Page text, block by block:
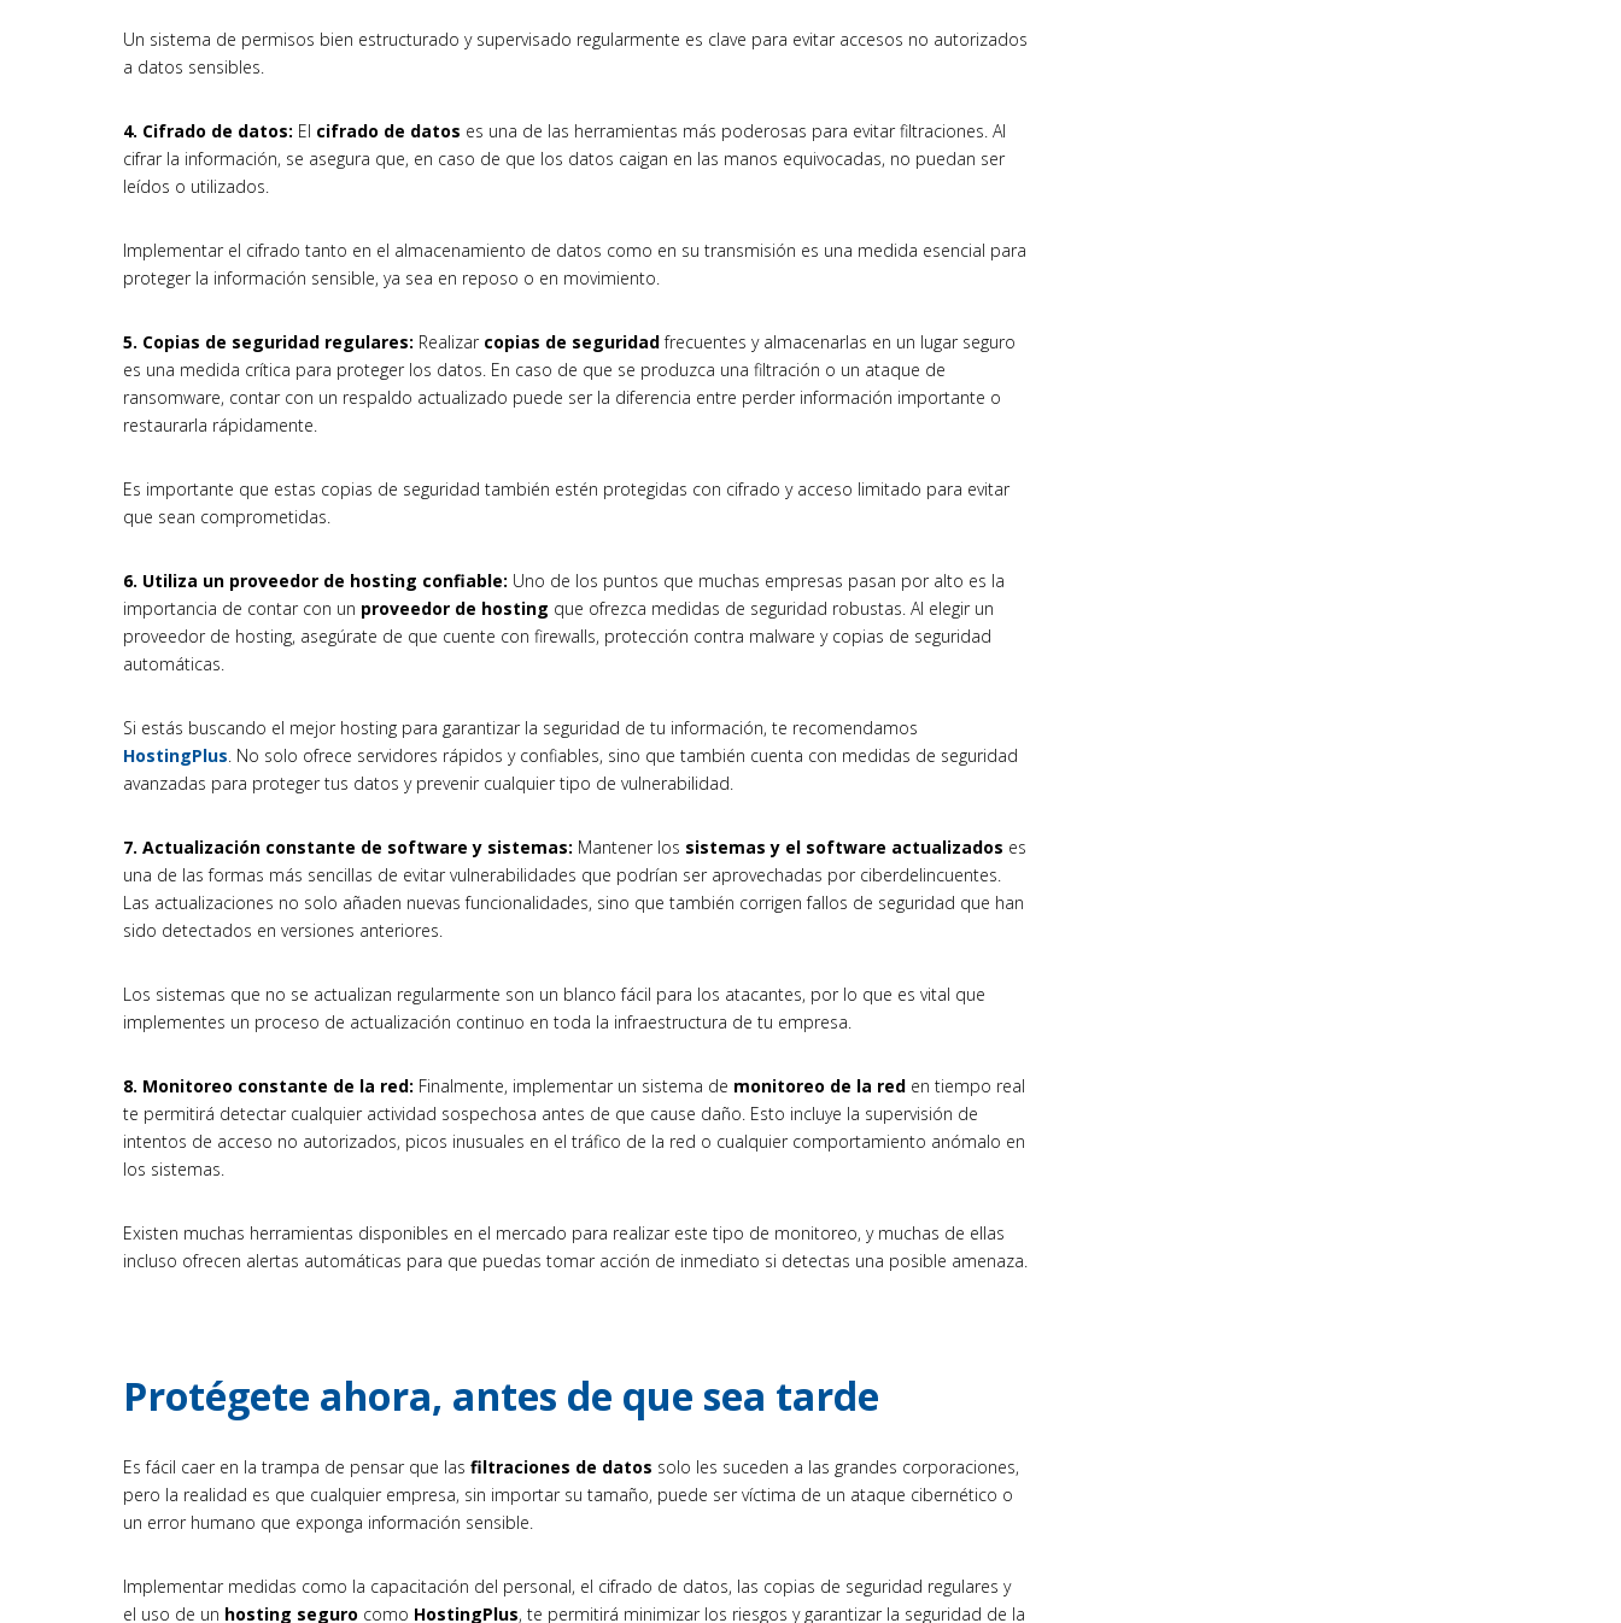
Un sistema de permisos bien estructurado y supervisado regularmente es clave para evitar accesos no autorizados
a datos sensibles.
4. Cifrado de datos: El cifrado de datos es una de las herramientas más poderosas para evitar filtraciones. Al
cifrar la información, se asegura que, en caso de que los datos caigan en las manos equivocadas, no puedan ser
leídos o utilizados.
Implementar el cifrado tanto en el almacenamiento de datos como en su transmisión es una medida esencial para
proteger la información sensible, ya sea en reposo o en movimiento.
5. Copias de seguridad regulares: Realizar copias de seguridadfrecuentes y almacenarlas en un lugar seguro
es una medida crítica para proteger los datos. En caso de que se produzca una filtración o un ataque de
ransomware, contar con un respaldo actualizado puede ser la diferencia entre perder información importante o
restaurarla rápidamente.
Es importante que estas copias de seguridad también estén protegidas con cifrado y acceso limitado para evitar
que sean comprometidas.
6. Utiliza un proveedor de hosting confiable: Uno de los puntos que muchas empresas pasan por alto es la
importancia de contar con un proveedor de hosting que ofrezca medidas de seguridad robustas. Al elegir un
proveedor de hosting, asegúrate de que cuente con firewalls, protección contra malware y copias de seguridad
automáticas.
Si estás buscando el mejor hosting para garantizar la seguridad de tu información, te recomendamos
HostingPlus. No solo ofrece servidores rápidos y confiables, sino que también cuenta con medidas de seguridad
avanzadas para proteger tus datos y prevenir cualquier tipo de vulnerabilidad.
7. Actualización constante de software y sistemas: Mantener los sistemas y el software actualizados es
una de las formas más sencillas de evitar vulnerabilidades que podrían ser aprovechadas por ciberdelincuentes.
Las actualizaciones no solo añaden nuevas funcionalidades, sino que también corrigen fallos de seguridad que han
sido detectados en versiones anteriores.
Los sistemas que no se actualizan regularmente son un blanco fácil para los atacantes, por lo que es vital que
implementes un proceso de actualización continuo en toda la infraestructura de tu empresa.
8. Monitoreo constante de la red: Finalmente, implementar un sistema de monitoreo de la red en tiempo real
te permitirá detectar cualquier actividad sospechosa antes de que cause daño. Esto incluye la supervisión de
intentos de acceso no autorizados, picos inusuales en el tráfico de la red o cualquier comportamiento anómalo en
los sistemas.
Existen muchas herramientas disponibles en el mercado para realizar este tipo de monitoreo, y muchas de ellas
incluso ofrecen alertas automáticas para que puedas tomar acción de inmediato si detectas una posible amenaza.
Protégete ahora, antes de que sea tarde
Es fácil caer en la trampa de pensar que las filtraciones de datos solo les suceden a las grandes corporaciones,
pero la realidad es que cualquier empresa, sin importar su tamaño, puede ser víctima de un ataque cibernético o
un error humano que exponga información sensible.
Implementar medidas como la capacitación del personal, el cifrado de datos, las copias de seguridad regulares y
el uso de un hosting seguro como HostingPlus, te permitirá minimizar los riesgos y garantizar la seguridad de la